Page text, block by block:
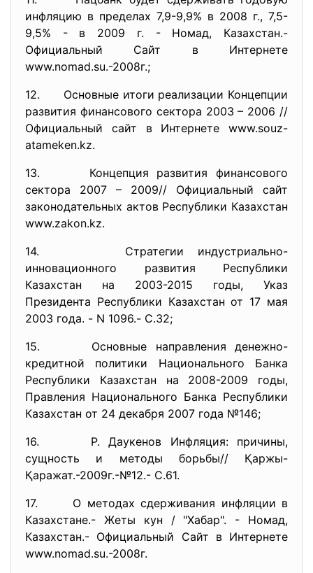
инфляцию в пределах 7,9-9,9% в 2008 г., 7,5-
9,5% - в 2009 г. - Номад, Казахстан.-
Официальный Сайт в Интернете
www.nomad.su.-2008г.;
12. Основные итоги реализации Концепции
развития финансового сектора 2003 – 2006 //
Официальный сайт в Интернете www.souz-
atameken.kz.
13. Концепция развития финансового
сектора 2007 – 2009// Официальный сайт
законодательных актов Республики Казахстан
www.zakon.kz.
14. Стратегии индустриально-
инновационного развития Республики
Казахстан на 2003-2015 годы, Указ
Президента Республики Казахстан от 17 мая
2003 года. - N 1096.- С.32;
15. Основные направления денежно-
кредитной политики Национального Банка
Республики Казахстан на 2008-2009 годы,
Правления Национального Банка Республики
Казахстан от 24 декабря 2007 года №146;
16. Р. Даукенов Инфляция: причины,
сущность и методы борьбы// Қаржы-
Қаражат.-2009г.-№12.- С.61.
17. О методах сдерживания инфляции в
Казахстане.- Жеты кун / "Хабар". - Номад,
Казахстан.- Официальный Сайт в Интернете
www.nomad.su.-2008г.